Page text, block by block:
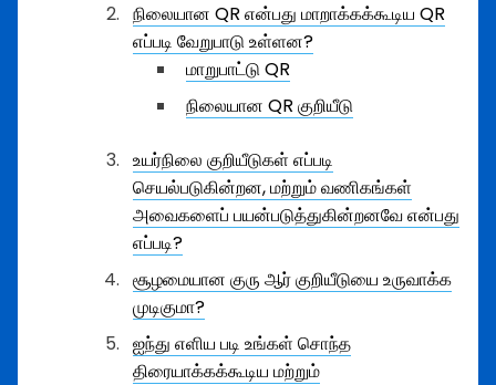
நிலையான QR என்பது மாறாக்கக்கூடிய QR
எப்படி வேறுபாடு உள்ளன?
மாறுபாட்டு QR
நிலையான QR குறியீடு
உயர்நிலை குறியீடுகள் எப்படி
செயல்படுகின்றன, மற்றும் வணிகங்கள்
அவைகளைப் பயன்படுத்துகின்றனவே என்பது
எப்படி?
சூழமையான குரு ஆர் குறியீடுயை உருவாக்க
முடிகுமா?
ஐந்து எளிய படி உங்கள் சொந்த
திரையாக்கக்கூடிய மற்றும்